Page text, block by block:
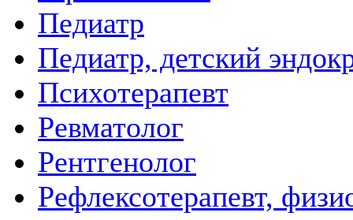
Педиатр
Педиатр, детский
Психотерапевт
Ревматолог
Рентгенолог
Рефлексотерапевт,